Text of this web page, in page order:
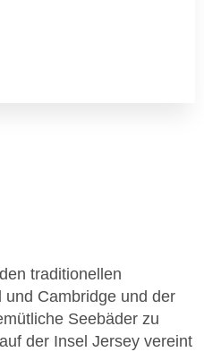
traditionellen
Cambridge und der
Seebäder zu
der Insel Jersey vereint